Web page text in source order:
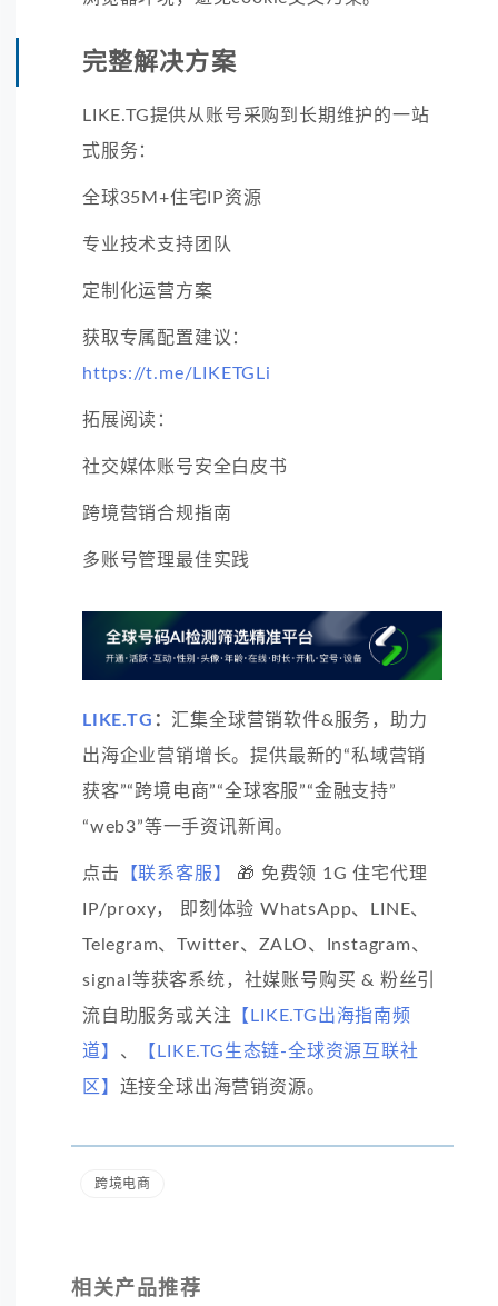
完整解决方案
LIKE.TG提供从账号采购到长期维护的一站
式服务：
全球35M+住宅IP资源
专业技术支持团队
定制化运营方案
获取专属配置建议：
https://t.me/LIKETGLi
拓展阅读：
社交媒体账号安全白皮书
跨境营销合规指南
多账号管理最佳实践
LIKE.TG ： 汇集全球营销软件&服务，助力
出海企业营销增长。提供最新的“私域营销
获客”“跨境电商”“全球客服”“金融支持”
“web3”等一手资讯新闻。
点击 【联系客服】
🎁 免费领 1G 住宅代理
IP/proxy， 即刻体验 WhatsApp、LINE、
Telegram、Twitter、ZALO、Instagram、
signal等获客系统，社媒账号购买 & 粉丝引
流自助服务或关注 【LIKE.TG出海指南频
道】 、
【LIKE.TG生态链-全球资源互联社
区】 连接全球出海营销资源。
跨境电商
相关产品推荐